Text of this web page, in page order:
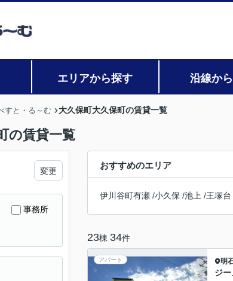
エリアから探す 沿線か
すと・る～む 大久保町大久保町の賃貸一覧
の賃貸一覧
おすすめのエリア
伊川谷町有瀬 /小久保 /池上 /王塚台
23棟 34件
アパート 明
ジ
変更
事務所